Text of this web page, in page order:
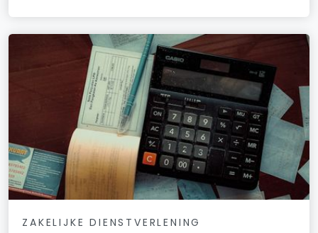
ZAKELIJKE DIENSTVERLENING